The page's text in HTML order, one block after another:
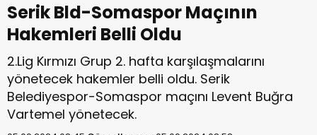
Serik Bld-Somaspor Maçının
Hakemleri Belli Oldu
2.Lig Kırmızı Grup 2. hafta karşılaşmalarını
yönetecek hakemler belli oldu. Serik
Belediyespor-Somaspor maçını Levent Buğra
Vartemel yönetecek.